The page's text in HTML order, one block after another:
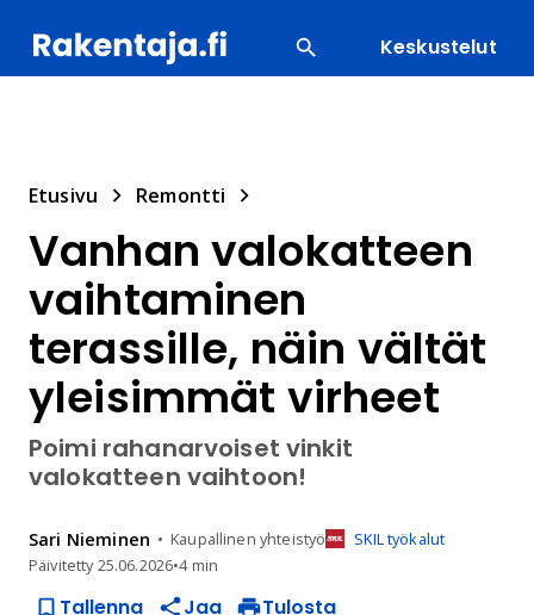
Keskustelut
Etusivu Remontti
Vanhan valokatteen
vaihtaminen
terassille, näin vältät
yleisimmät virheet
Poimi rahanarvoiset vinkit
valokatteen vaihtoon!
Sari Nieminen Kaupallinen yhteistyö
SKIL työkalut
Päivitetty25.06.2026•4 min
Tallenna Jaa Tulosta